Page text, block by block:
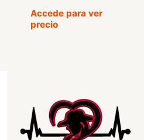
Accede para ver
precio